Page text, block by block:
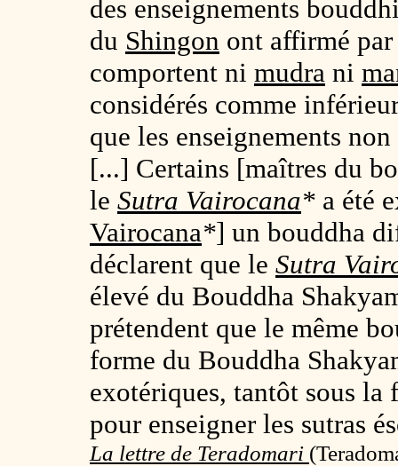
des enseignements
du Shingon ont affirmé
comportent ni mudra ni
considérés comme
que les enseignements
[...] Certains [maîtres du
le Sutra Vairocana* a été
Vairocana*] un bouddha
déclarent que le Sutra
élevé du Bouddha
prétendent que le même
forme du Bouddha
exotériques, tantôt sous
pour enseigner les sutras
La lettre de Teradomari (